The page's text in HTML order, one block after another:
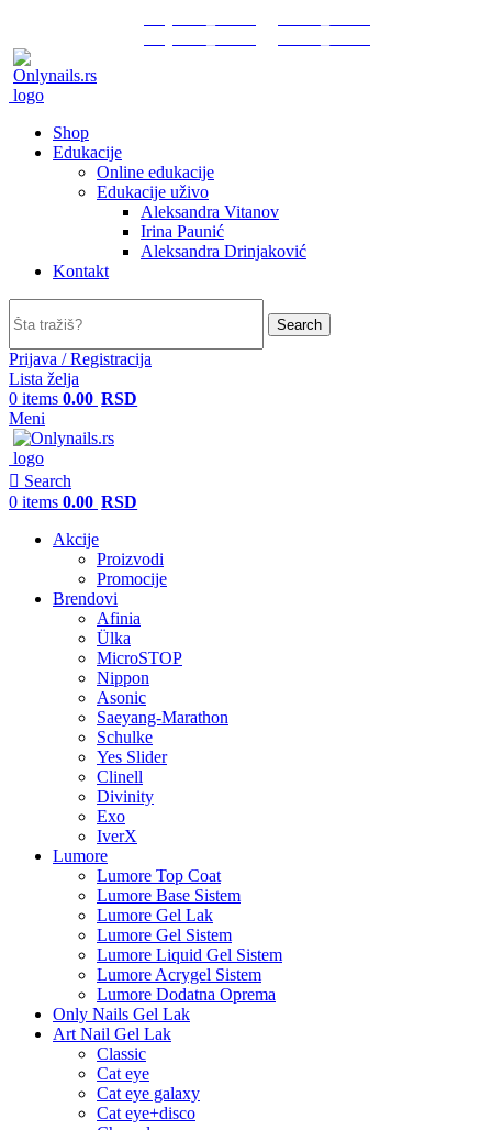
Shop
Edukacije
Online edukacije
Edukacije uživo
Aleksandra Vitanov
Irina Paunić
Aleksandra Drinjaković
Kontakt
Search
Prijava / Registracija
Lista želja
0 items 0.00 RSD
Meni
Search
0 items 0.00 RSD
Akcije
Proizvodi
Promocije
Brendovi
Afinia
Ülka
MicroSTOP
Nippon
Asonic
Saeyang-Marathon
Schulke
Yes Slider
Clinell
Divinity
Exo
IverX
Lumore
Lumore Top Coat
Lumore Base Sistem
Lumore Gel Lak
Lumore Gel Sistem
Lumore Liquid Gel Sistem
Lumore Acrygel Sistem
Lumore Dodatna Oprema
Only Nails Gel Lak
Art Nail Gel Lak
Classic
Cat eye
Cat eye galaxy
Cat eye+disco